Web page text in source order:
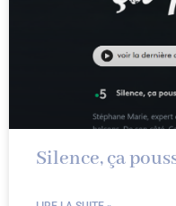
Silence, ça